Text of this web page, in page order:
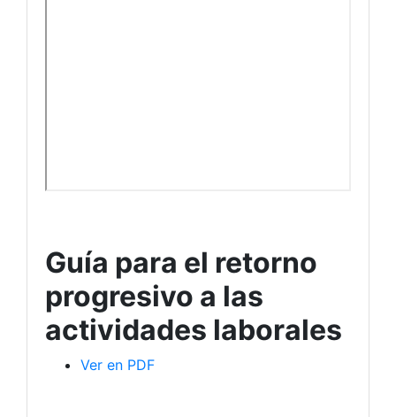
Guía para el retorno
progresivo a las
actividades laborales
Ver en PDF